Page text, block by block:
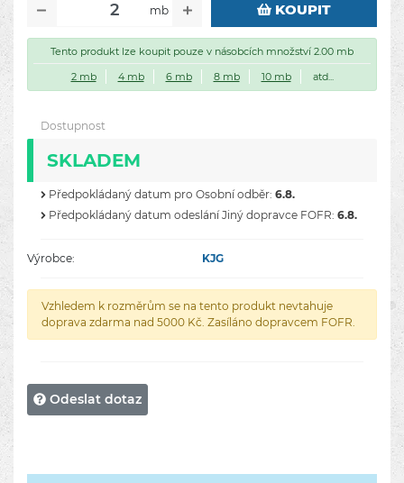
mb KOUPIT
Tento produkt lze koupit pouze v násobcích množství 2.00 mb
2 mb
4 mb 6 mb 8 mb 10 mb atd...
Dostupnost
SKLADEM
Předpokládaný datum pro Osobní odběr: 6.8.
Předpokládaný datum odeslání Jiný dopravce FOFR: 6.8.
Výrobce: KJG
Vzhledem k rozměrům se na tento produkt nevtahuje
doprava zdarma nad 5000 Kč. Zasíláno dopravcem FOFR.
Odeslat dotaz